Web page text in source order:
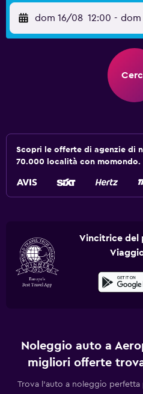
dom 16/08 12:00 -
Scopri le offerte di agenzie di
70.000 località con momondo.
Vincitrice del
Noleggio auto a
migliori offerte
Trova l'auto a noleggio